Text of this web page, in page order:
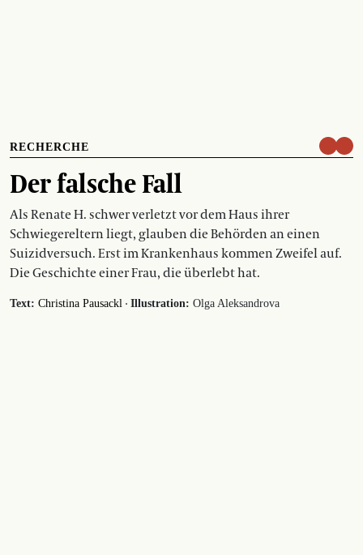
RECHERCHE
Der falsche Fall
Als Renate H. schwer verletzt vor dem Haus ihrer
Schwiegereltern liegt, glauben die Behörden an einen
Suizidversuch. Erst im Krankenhaus kommen Zweifel auf.
Die Geschichte einer Frau, die überlebt hat.
Text: Christina Pausackl · Illustration: Olga Aleksandrova